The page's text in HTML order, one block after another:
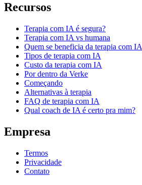
Recursos
Terapia com IA é segura?
Terapia com IA vs humana
Quem se beneficia da terapia com IA
Tipos de terapia com IA
Custo da terapia com IA
Por dentro da Verke
Começando
Alternativas à terapia
FAQ de terapia com IA
Qual coach de IA é certo pra mim?
Empresa
Termos
Privacidade
Contato